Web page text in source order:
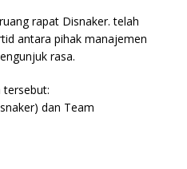
rapat Disnaker. telah
antara pihak manajemen
rasa.
tersebut:
dan Team